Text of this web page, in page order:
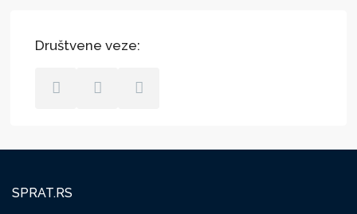
Društvene veze:
SPRAT.RS